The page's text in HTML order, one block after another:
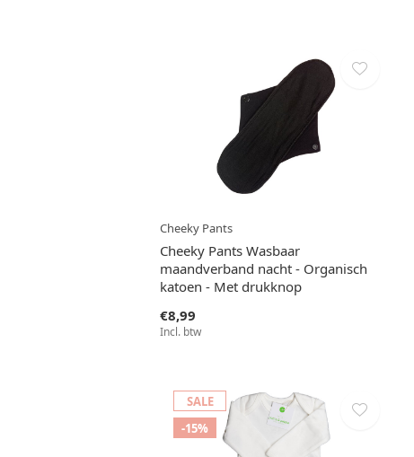
Cheeky Pants
Cheeky Pants Wasbaar
maandverband nacht - Organisch
katoen - Met drukknop
€8,99
Incl. btw
SALE
-15%